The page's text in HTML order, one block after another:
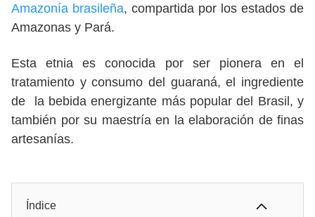
Amazonía brasileña, compartida por los estados de
Amazonas y Pará.
Esta etnia es conocida por ser pionera en el
tratamiento y consumo del guaraná, el ingrediente
de la bebida energizante más popular del Brasil, y
también por su maestría en la elaboración de finas
artesanías.
Índice